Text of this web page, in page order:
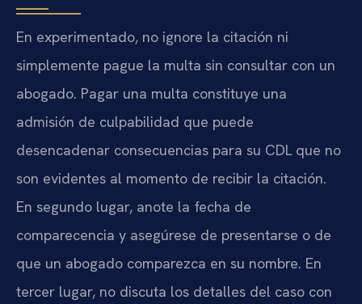
En experimentado, no ignore la citación ni
simplemente pague la multa sin consultar con un
abogado. Pagar una multa constituye una
admisión de culpabilidad que puede
desencadenar consecuencias para su CDL que no
son evidentes al momento de recibir la citación.
En segundo lugar, anote la fecha de
comparecencia y asegúrese de presentarse o de
que un abogado comparezca en su nombre. En
tercer lugar, no discuta los detalles del caso con